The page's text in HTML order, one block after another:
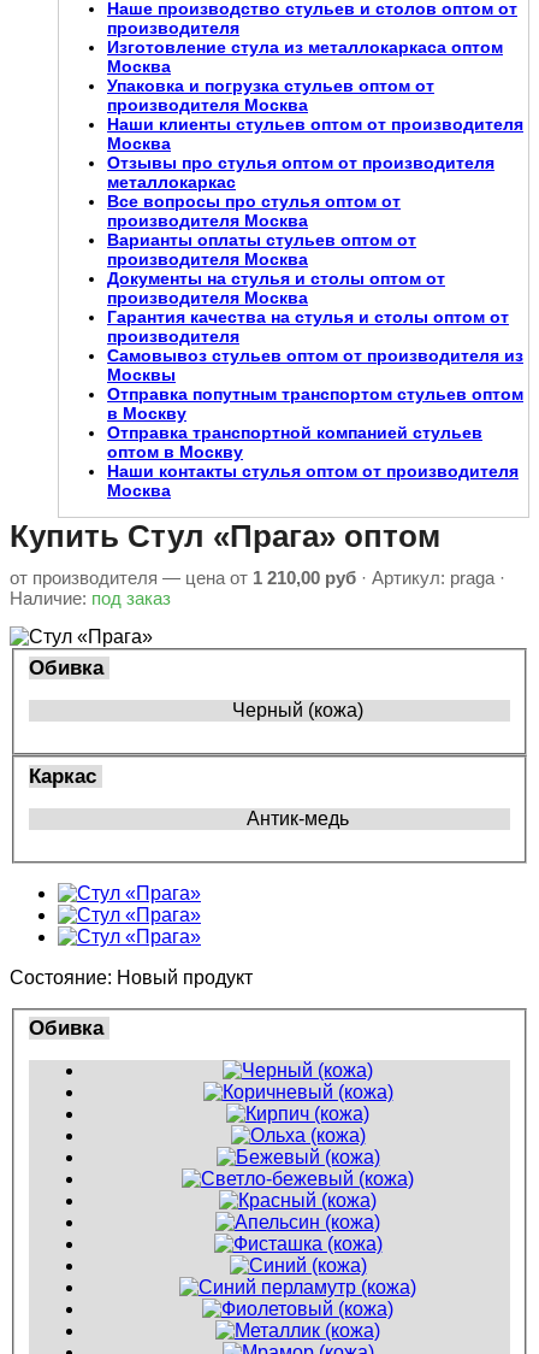
Наше производство стульев и столов оптом от
производителя
Изготовление стула из металлокаркаса оптом
Москва
Упаковка и погрузка стульев оптом от
производителя Москва
Наши клиенты стульев оптом от производителя
Москва
Отзывы про стулья оптом от производителя
металлокаркас
Все вопросы про стулья оптом от
производителя Москва
Варианты оплаты стульев оптом от
производителя Москва
Документы на стулья и столы оптом от
производителя Москва
Гарантия качества на стулья и столы оптом от
производителя
Самовывоз стульев оптом от производителя из
Москвы
Отправка попутным транспортом стульев оптом
в Москву
Отправка транспортной компанией стульев
оптом в Москву
Наши контакты стулья оптом от производителя
Москва
Купить Стул «Прага» оптом
от производителя — цена от 1 210,00 руб · Артикул: praga ·
Наличие: под заказ
Обивка
Черный (кожа)
Каркас
Антик-медь
Состояние: Новый продукт
Обивка